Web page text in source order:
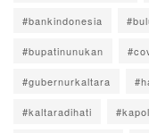
#bankindonesia
#bupatinunukan
#gubernurkaltara
#kaltaradihati